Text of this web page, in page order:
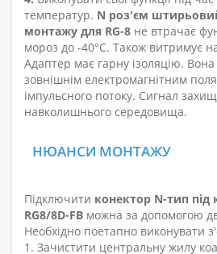
температур. N роз'єм
монтажу для RG-8 не втрачає
мороз до -40°С. Також витримує
Адаптер має гарну ізоляцію.
зовнішнім електромагнітним
імпульсного потоку. Сигнал
навколишнього середовища.
НЮАНСИ МОНТАЖУ
Підключити конектор N-тип під
RG8/8D-FB можна за допомогою
Необхідно поетапно виконувати
1. Зачистити центральну жилу